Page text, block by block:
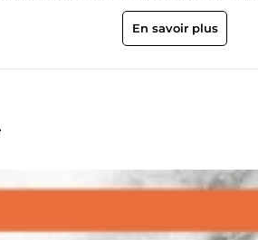
Nous travaillons ensemble, vous et moi
Vous faire connaître comme
les meilleures pratiques pour que
avec moi, en sessions de
Distinctions ⭐️ ✔ Business innovant by
the International Visitors of the
En savoir plus